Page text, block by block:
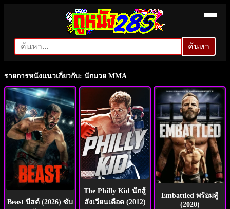
ค้นหา
ค้นหา
รายการหนังแนวเกี่ยวกับ: นักมวย MMA
Beast บีสต์ (2026) ซับ
The Philly Kid นักสู้
สังเวียนเดือด (2012)
Embattled พร้อมสู้
(2020)